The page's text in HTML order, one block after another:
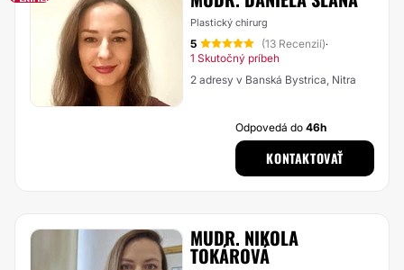
Plastický chirurg
5 (13 Recenzií)·
1 Skutočný príbeh
2 adresy v Banská Bystrica, Nitra
Odpovedá do46h
KONTAKTOVAŤ
MUDR. NIKOLA
TOKÁROVÁ